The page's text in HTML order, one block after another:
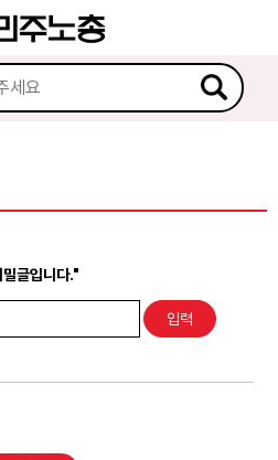
글입니다."
케치북5
케치북5